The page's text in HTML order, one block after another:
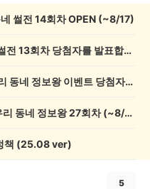
썰전 14회차 OPEN (~8/17)
💰[당첨자 발표] 우리 동네 썰전 13회차 당첨자를 발표합니다!
💰[당첨자 발표] 26회차 우리 동네 정보왕 이벤트 당첨자를 발표합니다!
💸 전원 2,000캐시 지급! 우리 동네 정보왕 27회차 (~8/10)
책 (25.08 ver)
5